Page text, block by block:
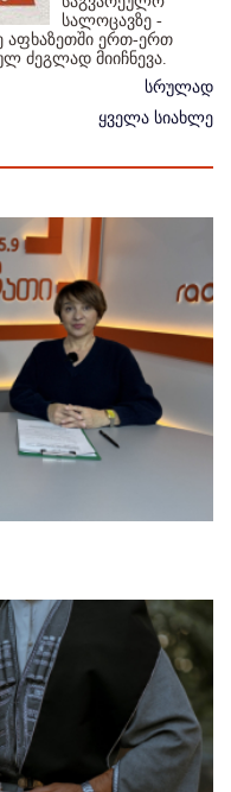
სალოცავზე -
აფხაზეთში ერთ-ერთ
ძეგლად მიიჩნევა.
სრულად
ყველა სიახლე